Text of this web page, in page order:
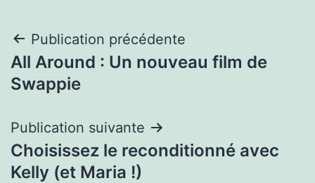
Post
navigation
Publication précédente
All Around : Un nouveau film de
Swappie
Publication suivante
Choisissez le reconditionné avec
Kelly (et Maria !)